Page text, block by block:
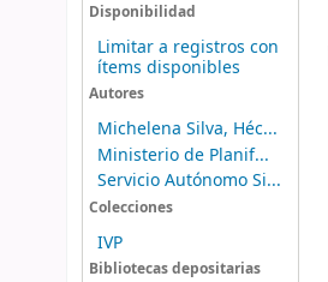
Disponibilidad
Limitar a registros con
ítems disponibles
Autores
Michelena Silva, Héc...
Ministerio de Planif...
Servicio Autónomo Si...
Colecciones
IVP
Bibliotecas depositarias